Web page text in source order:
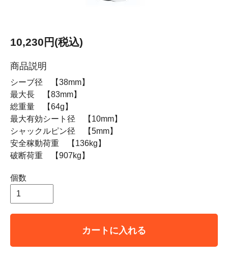
10,230円(税込)
商品説明
シーブ径 【38mm】
最大長 【83mm】
総重量 【64g】
最大有効シート径 【10mm】
シャックルピン径 【5mm】
安全稼動荷重 【136kg】
破断荷重 【907kg】
個数
カートに入れる